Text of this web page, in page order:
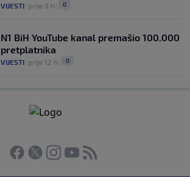
VIJESTI prije 9 h 0
N1 BiH YouTube kanal premašio 100.000
pretplatnika
VIJESTI prije 12 h 0